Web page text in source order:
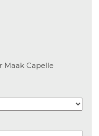
Maak CapelleAanvinken
om informatie over